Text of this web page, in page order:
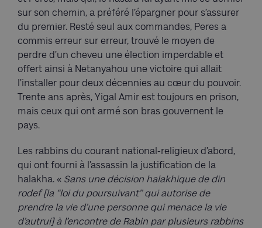
sur son chemin, a préféré l’épargner pour s’assurer
du premier. Resté seul aux commandes, Peres a
commis erreur sur erreur, trouvé le moyen de
perdre d’un cheveu une élection imperdable et
offert ainsi à Netanyahou une victoire qui allait
l’installer pour deux décennies au cœur du pouvoir.
Trente ans après, Yigal Amir est toujours en prison,
mais ceux qui ont armé son bras gouvernent le
pays.
Les rabbins du courant national-religieux d’abord,
qui ont fourni à l’assassin la justification de la
halakha. « Sans une décision halakhique de din
rodef [la ‘‘loi du poursuivant’’ qui autorise de
prendre la vie d’une personne qui menace la vie
d’autrui] à l’encontre de Rabin par plusieurs rabbins